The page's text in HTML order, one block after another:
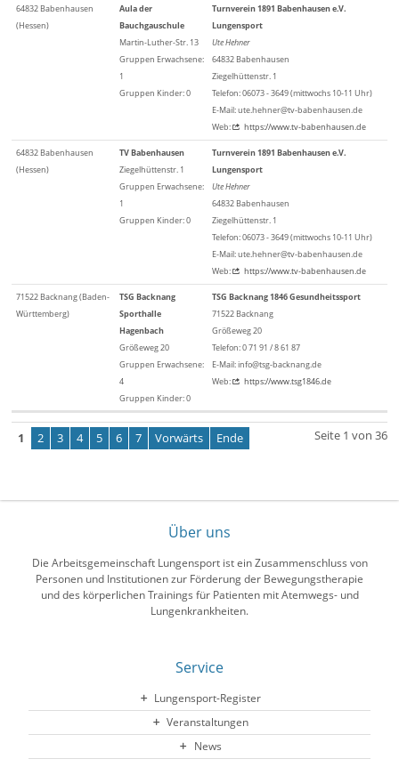
64832 Babenhausen
(Hessen)
Aula der
Bauchgauschule
Martin-Luther-Str. 13
Gruppen Erwachsene:
1
Gruppen Kinder: 0
Turnverein 1891 Babenhausen e.V.
Lungensport
Ute Hehner
64832 Babenhausen
Ziegelhüttenstr. 1
Telefon: 06073 - 3649 (mittwochs 10-11 Uhr)
E-Mail: ute.hehner@tv-babenhausen.de
Web:
https://www.tv-babenhausen.de
64832 Babenhausen
(Hessen)
TV Babenhausen
Ziegelhüttenstr. 1
Gruppen Erwachsene:
1
Gruppen Kinder: 0
Turnverein 1891 Babenhausen e.V.
Lungensport
Ute Hehner
64832 Babenhausen
Ziegelhüttenstr. 1
Telefon: 06073 - 3649 (mittwochs 10-11 Uhr)
E-Mail: ute.hehner@tv-babenhausen.de
Web:
https://www.tv-babenhausen.de
71522 Backnang (Baden-
Württemberg)
TSG Backnang
Sporthalle
Hagenbach
Größeweg 20
Gruppen Erwachsene:
4
Gruppen Kinder: 0
TSG Backnang 1846 Gesundheitssport
71522 Backnang
Größeweg 20
Telefon: 0 71 91 / 8 61 87
E-Mail: info@tsg-backnang.de
Web:
https://www.tsg1846.de
Seite 1 von 36
1 2 3 4 5 6 7 Vorwärts Ende
Über uns
Die Arbeitsgemeinschaft Lungensport ist ein Zusammenschluss von
Personen und Institutionen zur Förderung der Bewegungstherapie
und des körperlichen Trainings für Patienten mit Atemwegs- und
Lungenkrankheiten.
Service
Lungensport-Register
Veranstaltungen
News